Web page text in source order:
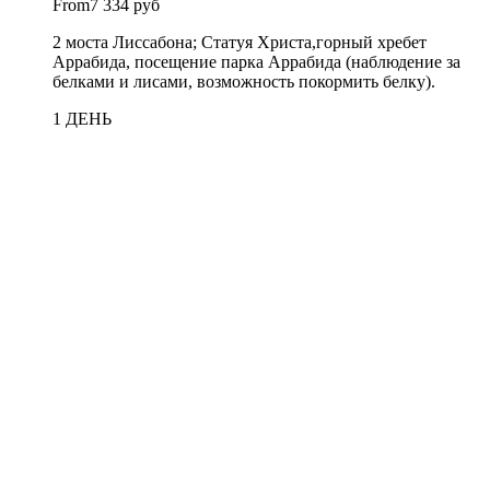
From7 334 руб
2 моста Лиссабона; Статуя Христа,горный хребет
Аррабида, посещение парка Аррабида (наблюдение за
белками и лисами, возможность покормить белку).
1 ДЕНЬ